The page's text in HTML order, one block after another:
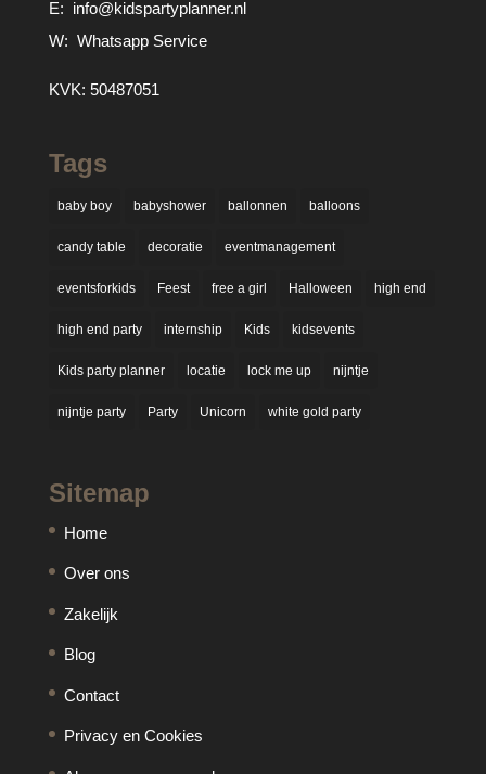
E: info@kidspartyplanner.nl
W: Whatsapp Service
KVK: 50487051
Tags
baby boy babyshower ballonnen balloons
candy table decoratie eventmanagement
eventsforkids Feest free a girl Halloween high end
high end party internship Kids kidsevents
Kids party planner locatie lock me up nijntje
nijntje party Party Unicorn white gold party
Sitemap
Home
Over ons
Zakelijk
Blog
Contact
Privacy en Cookies